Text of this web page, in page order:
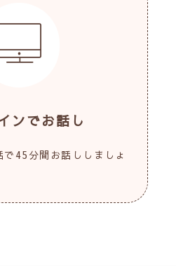
ンでお話し
45分間お話ししましょ